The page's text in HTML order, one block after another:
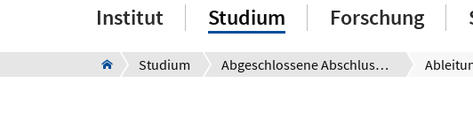
Institut Studium Forschung
Studium Abgeschlossene Abschlussarbeiten